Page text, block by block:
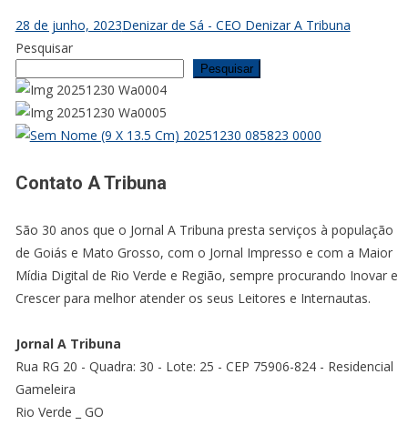
28 de junho, 2023Denizar de Sá - CEO Denizar A Tribuna
Pesquisar
Pesquisar
Contato A Tribuna
São 30 anos que o Jornal A Tribuna presta serviços à população
de Goiás e Mato Grosso, com o Jornal Impresso e com a Maior
Mídia Digital de Rio Verde e Região, sempre procurando Inovar e
Crescer para melhor atender os seus Leitores e Internautas.
Jornal A Tribuna
Rua RG 20 - Quadra: 30 - Lote: 25 - CEP 75906-824 - Residencial
Gameleira
Rio Verde _ GO